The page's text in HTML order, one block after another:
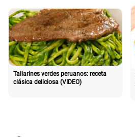
Tallarines verdes peruanos: receta
clásica deliciosa (VIDEO)